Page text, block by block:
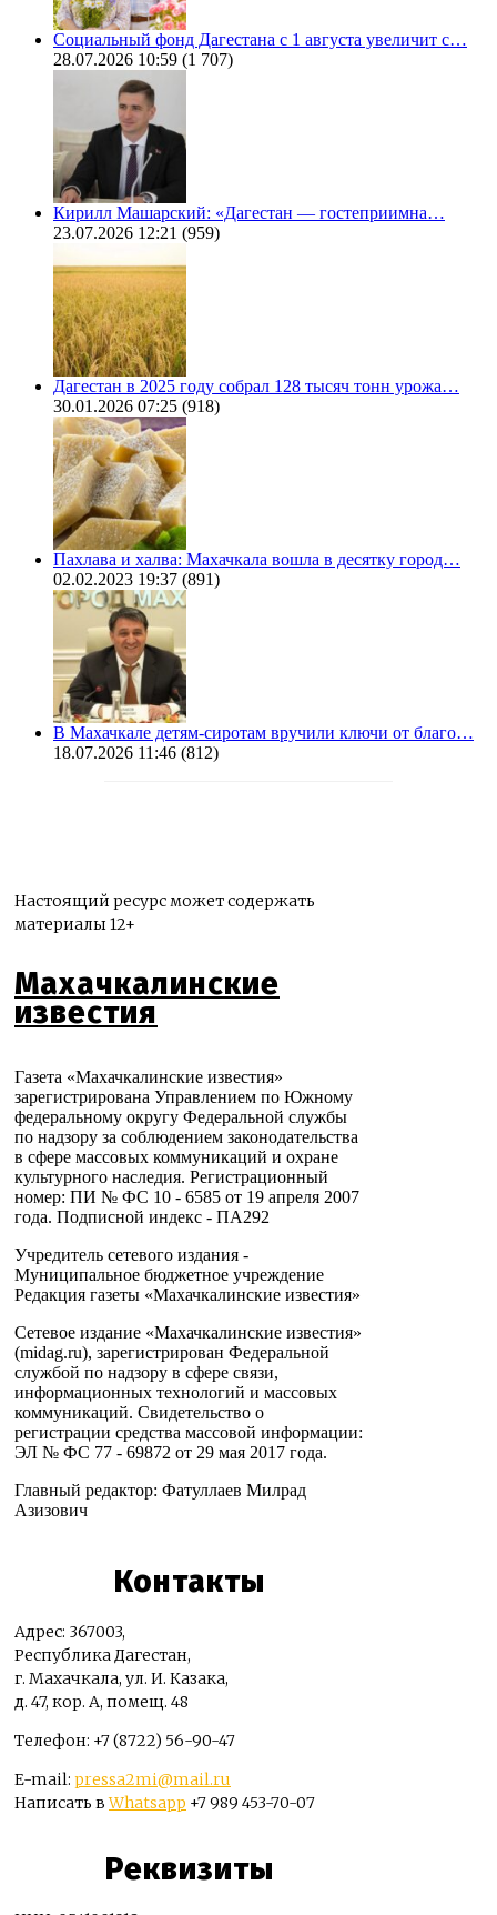
Социальный фонд Дагестана с 1 августа увеличит с…
28.07.2026 10:59 (1 707)
Кирилл Машарский: «Дагестан — гостеприимна…
23.07.2026 12:21 (959)
Дагестан в 2025 году собрал 128 тысяч тонн урожа…
30.01.2026 07:25 (918)
Пахлава и халва: Махачкала вошла в десятку город…
02.02.2023 19:37 (891)
В Махачкале детям-сиротам вручили ключи от благо…
18.07.2026 11:46 (812)
Настоящий ресурс может содержать
материалы 12+
Махачкалинские
известия
Газета «Махачкалинские известия»
зарегистрирована Управлением по Южному
федеральному округу Федеральной службы
по надзору за соблюдением законодательства
в сфере массовых коммуникаций и охране
культурного наследия. Регистрационный
номер: ПИ № ФС 10 - 6585 от 19 апреля 2007
года. Подписной индекс - ПА292
Учредитель сетевого издания -
Муниципальное бюджетное учреждение
Редакция газеты «Махачкалинские известия»
Сетевое издание «Махачкалинские известия»
(midag.ru), зарегистрирован Федеральной
службой по надзору в сфере связи,
информационных технологий и массовых
коммуникаций. Свидетельство о
регистрации средства массовой информации:
ЭЛ № ФС 77 - 69872 от 29 мая 2017 года.
Главный редактор: Фатуллаев Милрад
Азизович
Контакты
Адрес: 367003,
Республика Дагестан,
г. Махачкала, ул. И. Казака,
д. 47, кор. А, помещ. 48
Телефон: +7 (8722) 56-90-47
E-mail: pressa2mi@mail.ru
Написать вWhatsapp +7 989 453-70-07
Реквизиты